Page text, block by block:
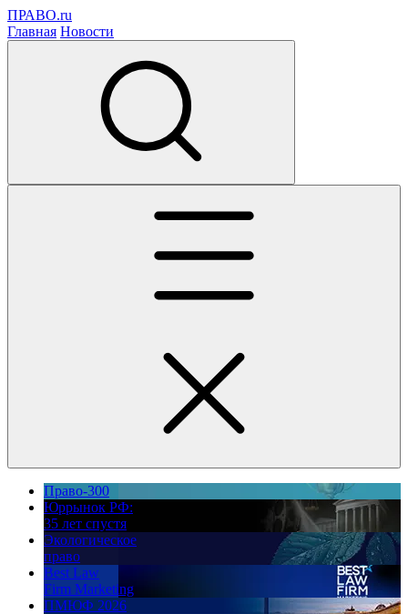
ПРАВО.ru
Главная Новости
Право-300
Юррынок РФ:
35 лет спустя
Экологическое
право
Best Law
Firm Marketing
ПМЮФ 2026